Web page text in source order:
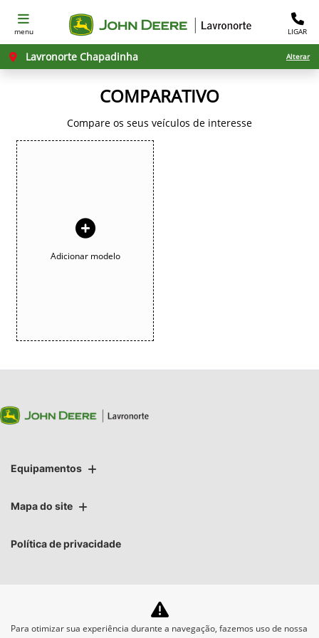
menu LIGAR
Lavronorte Chapadinha Alterar
COMPARATIVO
Compare os seus veículos de interesse
Adicionar modelo
Equipamentos
Mapa do site
Política de privacidade
No trânsito, enxergar o outro
Para otimizar sua experiência durante a navegação, fazemos uso de nossa